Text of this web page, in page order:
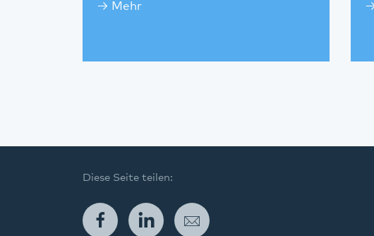
Mehr
Diese Seite teilen:
FacebookLinkedIn